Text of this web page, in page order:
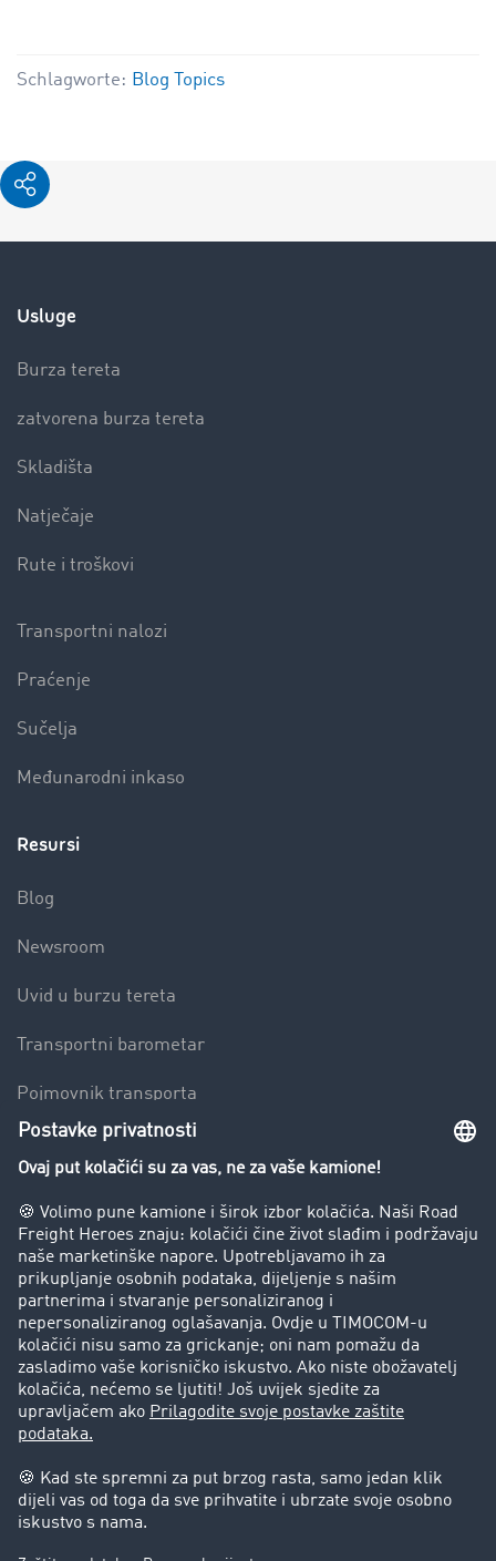
Schlagworte: Blog Topics
Usluge
Burza tereta
zatvorena burza tereta
Skladišta
Natječaje
Rute i troškovi
Transportni nalozi
Praćenje
Sučelja
Međunarodni inkaso
Resursi
Blog
Newsroom
Uvid u burzu tereta
Transportni barometar
Pojmovnik transporta
Zabrana vožnje za kamione
Poduzeće
Priče o uspjehu
Stranke preporučuju stranku
Pravna pitanja
Impresum
Zaštita podataka